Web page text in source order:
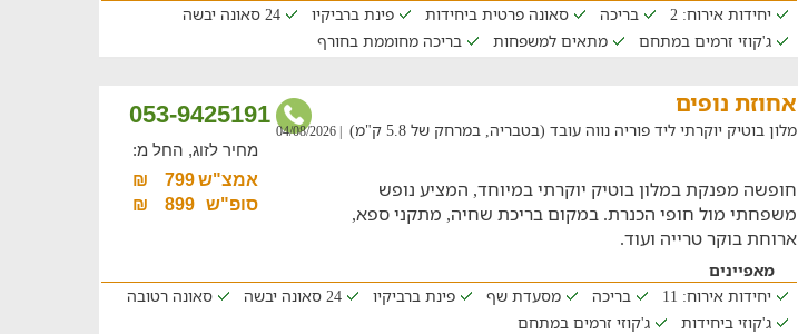
יחידות אירוח: 2
בריכה סאונה פרטית ביחידות פינת ברביקיו
24 סאונה יבשה
ג'קוזי זרמים במתחם
מתאים למשפחות בריכה מחוממת בחורף
053-9425191 אחוזת נופים
מלון בוטיק יוקרתי ליד פוריה נווה עובד (בטבריה, במרחק של 5.8 ק"מ) | 04/08/2026
חופשה מפנקת במלון בוטיק יוקרתי במיוחד, המציע נופש
משפחתי מול חופי הכנרת. במקום בריכת שחיה, מתקני ספא,
ארוחת בוקר טרייה ועוד.
מחיר לזוג, החל מ:
אמצ"ש799
₪
סופ"ש
899
₪
מאפיינים
יחידות אירוח: 11
בריכה מסעדת שף פינת ברביקיו 24 סאונה יבשה
סאונה רטובה
ג'קוזי ביחידות
ג'קוזי זרמים במתחם